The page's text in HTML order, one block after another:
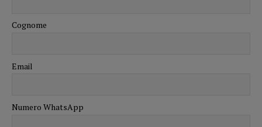
Cognome
Email
Numero WhatsApp